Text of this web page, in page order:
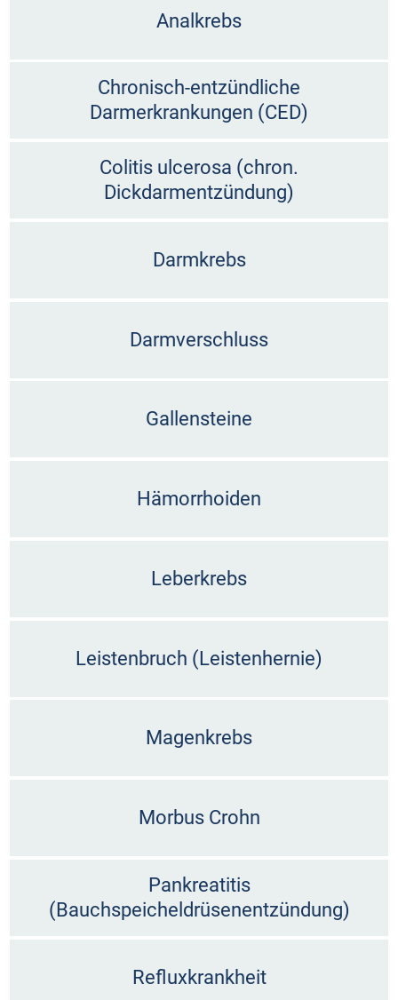
Analkrebs
Chronisch-entzündliche
Darmerkrankungen (CED)
Colitis ulcerosa (chron.
Dickdarmentzündung)
Darmkrebs
Darmverschluss
Gallensteine
Hämorrhoiden
Leberkrebs
Leistenbruch (Leistenhernie)
Magenkrebs
Morbus Crohn
Pankreatitis
(Bauchspeicheldrüsenentzündung)
Refluxkrankheit